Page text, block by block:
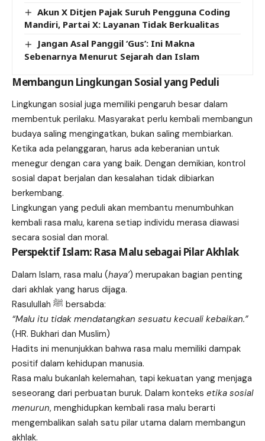
Akun X Ditjen Pajak Suruh Pengguna Coding
Mandiri, Partai X: Layanan Tidak Berkualitas
Jangan Asal Panggil ‘Gus’: Ini Makna
Sebenarnya Menurut Sejarah dan Islam
Membangun Lingkungan Sosial yang Peduli
Lingkungan sosial juga memiliki pengaruh besar dalam
membentuk perilaku. Masyarakat perlu kembali membangun
budaya saling mengingatkan, bukan saling membiarkan.
Ketika ada pelanggaran, harus ada keberanian untuk
menegur dengan cara yang baik. Dengan demikian, kontrol
sosial dapat berjalan dan kesalahan tidak dibiarkan
berkembang.
Lingkungan yang peduli akan membantu menumbuhkan
kembali rasa malu, karena setiap individu merasa diawasi
secara sosial dan moral.
Perspektif Islam: Rasa Malu sebagai Pilar Akhlak
Dalam Islam, rasa malu (haya’) merupakan bagian penting
dari akhlak yang harus dijaga.
Rasulullah ﷺ bersabda:
“Malu itu tidak mendatangkan sesuatu kecuali kebaikan.”
(HR. Bukhari dan Muslim)
Hadits ini menunjukkan bahwa rasa malu memiliki dampak
positif dalam kehidupan manusia.
Rasa malu bukanlah kelemahan, tapi kekuatan yang menjaga
seseorang dari perbuatan buruk. Dalam konteks etika sosial
menurun, menghidupkan kembali rasa malu berarti
mengembalikan salah satu pilar utama dalam membangun
akhlak.